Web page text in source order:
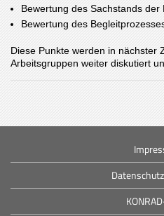
Bewertung des Sachstands der
Bewertung des
Diese Punkte werden in nächster
Arbeitsgruppen weiter diskutiert